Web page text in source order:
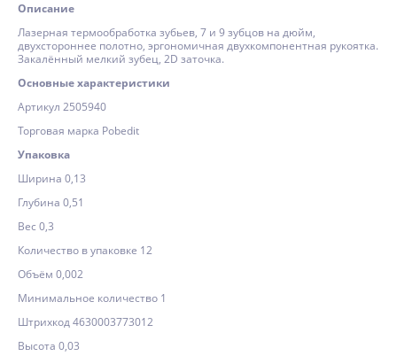
Описание
Лазерная термообработка зубьев, 7 и 9 зубцов на дюйм,
двухстороннее полотно, эргономичная двухкомпонентная рукоятка.
Закалённый мелкий зубец, 2D заточка.
Основные характеристики
Артикул 2505940
Торговая марка Pobedit
Упаковка
Ширина 0,13
Глубина 0,51
Вес 0,3
Количество в упаковке 12
Объём 0,002
Минимальное количество 1
Штрихкод 4630003773012
Высота 0,03